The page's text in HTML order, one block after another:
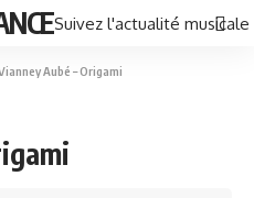
Suivez l'actualité
Aubé – Origami